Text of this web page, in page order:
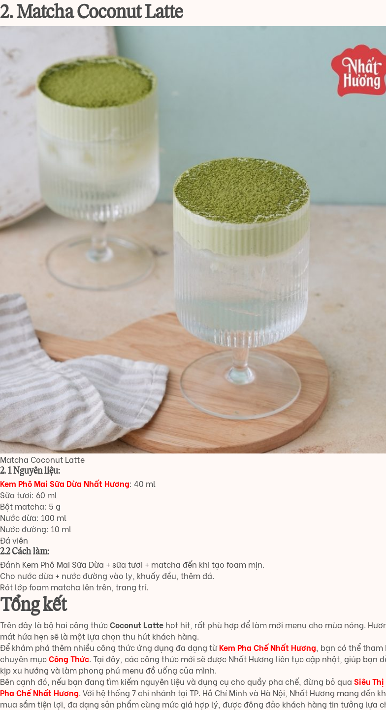
2. Matcha Coconut Latte
Matcha Coconut Latte
2. 1 Nguyên liệu:
Kem Phô Mai Sữa Dừa Nhất Hương: 40 ml
Sữa tươi: 60 ml
Bột matcha: 5 g
Nước dừa: 100 ml
Nước đường: 10 ml
Đá viên
2.2 Cách làm:
Đánh Kem Phô Mai Sữa Dừa + sữa tươi + matcha đến khi tạo foam mịn.
Cho nước dừa + nước đường vào ly, khuấy đều, thêm đá.
Rót lớp foam matcha lên trên, trang trí.
Tổng kết
Trên đây là bộ hai công thứcCoconut Latte hot hit, rất phù hợp để làm mới menu cho mùa nóng.
mát hứa hẹn sẽ là một lựa chọn thu hút khách hàng.
Để khám phá thêm nhiều công thức ứng dụng đa dạng từKem Pha Chế Nhất Hương, bạn có thể tham
chuyên mụcCông Thức. Tại đây, các công thức mới sẽ được Nhất Hương liên tục cập nhật, giúp bạn
kịp xu hướng và làm phong phú menu đồ uống của mình.
Bên cạnh đó, nếu bạn đang tìm kiếm nguyên liệu và dụng cụ cho quầy pha chế, đừng bỏ qua Siêu
Pha Chế Nhất Hương. Với hệ thống 7 chi nhánh tại TP. Hồ Chí Minh và Hà Nội, Nhất Hương mang đến
mua sắm tiện lợi, đa dạng sản phẩm cùng mức giá hợp lý, được đông đảo khách hàng tin tưởng lựa